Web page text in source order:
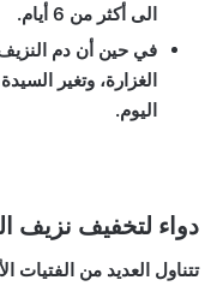
الى أكثر من 6 أيام.
في حين أن دم
الغزارة، وتغير
اليوم.
دواء لتخفيف نزيف
تتناول العديد من الفتيات